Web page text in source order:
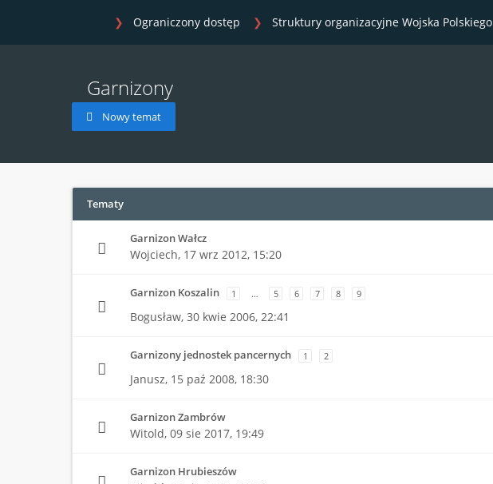
Ograniczony dostęp Struktury organizacyjne Wojska Polskiego
Garnizony
Nowy temat
Tematy
Garnizon Wałcz
Wojciech, 17 wrz 2012, 15:20
Garnizon Koszalin 1 … 5 6 7 8 9
Bogusław, 30 kwie 2006, 22:41
Garnizony jednostek pancernych 1 2
Janusz, 15 paź 2008, 18:30
Garnizon Zambrów
Witold, 09 sie 2017, 19:49
Garnizon Hrubieszów